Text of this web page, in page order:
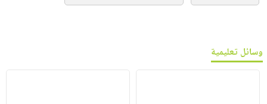
وسائل تعليمية